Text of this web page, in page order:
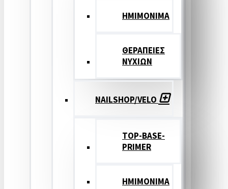
ΗΜΙΜΟΝΙΜΑ
ΘΕΡΑΠΕΙΕΣ
ΝΥΧΙΩΝ
NAILSHOP/VELO
TOP-BASE-
PRIMER
ΗΜΙΜΟΝΙΜΑ